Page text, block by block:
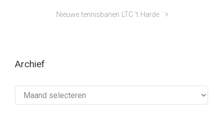
Nieuwe tennisbanen LTC ’t Harde
Archief